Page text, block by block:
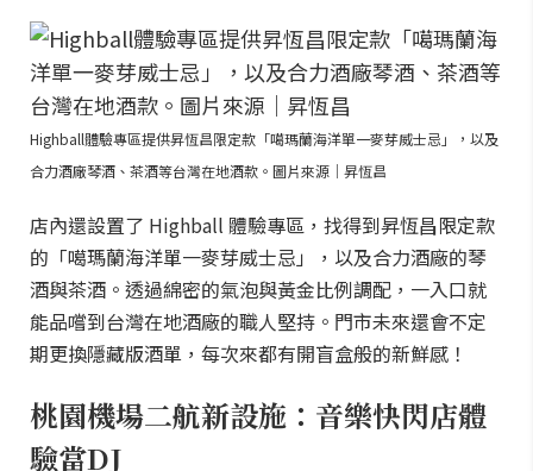
Highball體驗專區提供昇恆昌限定款「噶瑪蘭海洋單一麥芽威士忌」，以及
合力酒廠琴酒、茶酒等台灣在地酒款。圖片來源｜昇恆昌
店內還設置了 Highball 體驗專區，找得到昇恆昌限定款
的「噶瑪蘭海洋單一麥芽威士忌」，以及合力酒廠的琴
酒與茶酒。透過綿密的氣泡與黃金比例調配，一入口就
能品嚐到台灣在地酒廠的職人堅持。門市未來還會不定
期更換隱藏版酒單，每次來都有開盲盒般的新鮮感！
桃園機場二航新設施：音樂快閃店體
驗當DJ